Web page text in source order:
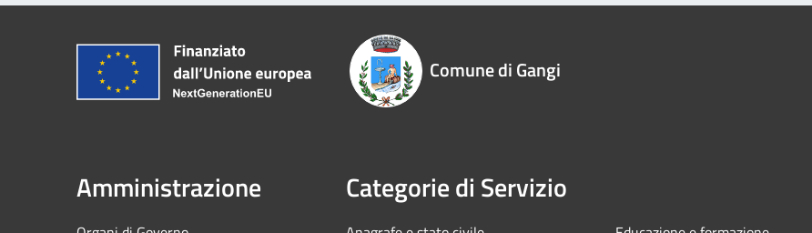
Comune di Gangi
Amministrazione Categorie di Servizio